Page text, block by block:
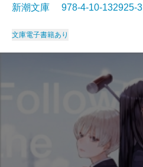
新潮文庫 978-4-10-
文庫電子書籍あり